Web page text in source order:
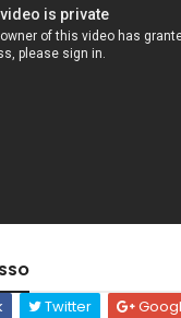
Twitter